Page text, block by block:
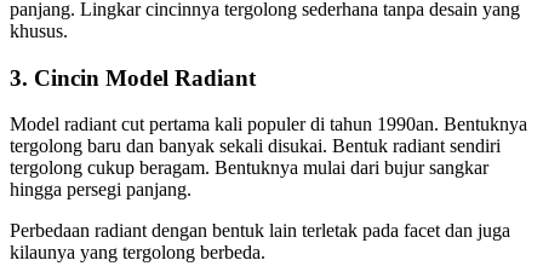
panjang. Lingkar cincinnya tergolong sederhana tanpa desain yang
khusus.
3. Cincin Model Radiant
Model radiant cut pertama kali populer di tahun 1990an. Bentuknya
tergolong baru dan banyak sekali disukai. Bentuk radiant sendiri
tergolong cukup beragam. Bentuknya mulai dari bujur sangkar
hingga persegi panjang.
Perbedaan radiant dengan bentuk lain terletak pada facet dan juga
kilaunya yang tergolong berbeda.